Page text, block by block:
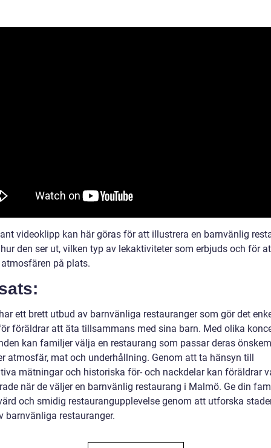
videoklipp kan här göras för att illustrera en barnvänlig
den ser ut, vilken typ av lekaktiviteter som erbjuds och för
på plats.
ett brett utbud av barnvänliga restauranger som gör det
föräldrar att äta tillsammans med sina barn. Med olika
kan familjer välja en restaurang som passar deras
atmosfär, mat och underhållning. Genom att ta hänsyn till
mätningar och historiska för- och nackdelar kan föräldrar
när de väljer en barnvänlig restaurang i Malmö. Ge din
och smidig restaurangupplevelse genom att utforska
barnvänliga restauranger.